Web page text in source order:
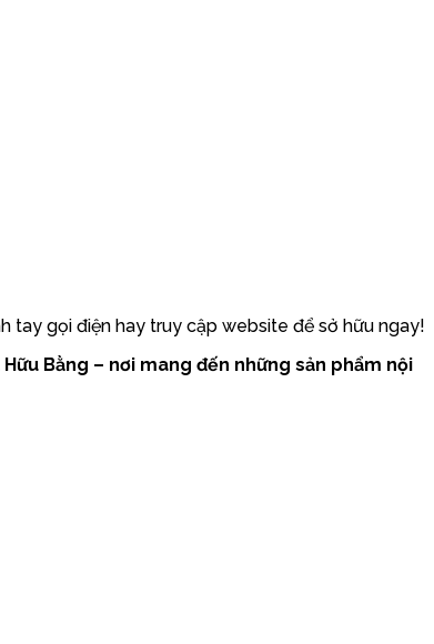
tay gọi điện hay truy cập website để sở hữu ngay!
Bằng – nơi mang đến những sản phẩm nội